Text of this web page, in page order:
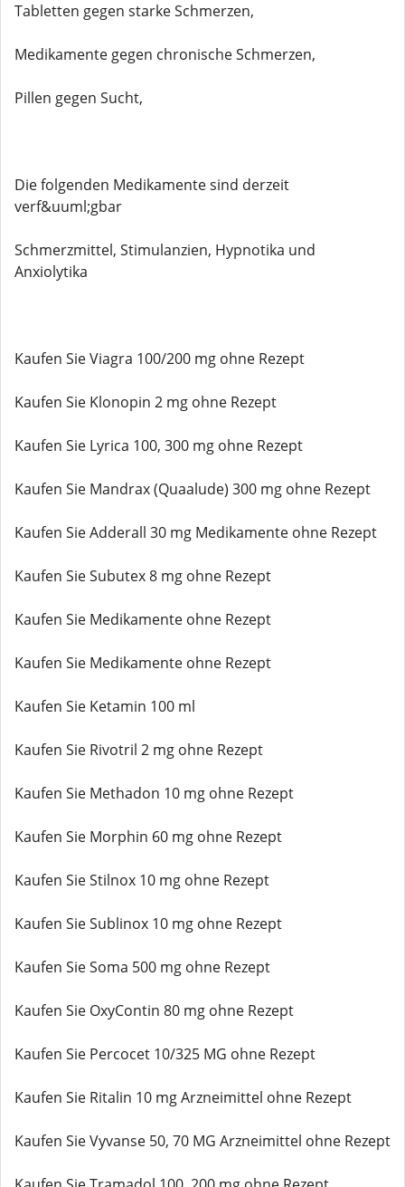
Tabletten gegen starke Schmerzen,
Medikamente gegen chronische Schmerzen,
Pillen gegen Sucht,
Die folgenden Medikamente sind derzeit
verf&uuml;gbar
Schmerzmittel, Stimulanzien, Hypnotika und
Anxiolytika
Kaufen Sie Viagra 100/200 mg ohne Rezept
Kaufen Sie Klonopin 2 mg ohne Rezept
Kaufen Sie Lyrica 100, 300 mg ohne Rezept
Kaufen Sie Mandrax (Quaalude) 300 mg ohne Rezept
Kaufen Sie Adderall 30 mg Medikamente ohne Rezept
Kaufen Sie Subutex 8 mg ohne Rezept
Kaufen Sie Medikamente ohne Rezept
Kaufen Sie Medikamente ohne Rezept
Kaufen Sie Ketamin 100 ml
Kaufen Sie Rivotril 2 mg ohne Rezept
Kaufen Sie Methadon 10 mg ohne Rezept
Kaufen Sie Morphin 60 mg ohne Rezept
Kaufen Sie Stilnox 10 mg ohne Rezept
Kaufen Sie Sublinox 10 mg ohne Rezept
Kaufen Sie Soma 500 mg ohne Rezept
Kaufen Sie OxyContin 80 mg ohne Rezept
Kaufen Sie Percocet 10/325 MG ohne Rezept
Kaufen Sie Ritalin 10 mg Arzneimittel ohne Rezept
Kaufen Sie Vyvanse 50, 70 MG Arzneimittel ohne Rezept